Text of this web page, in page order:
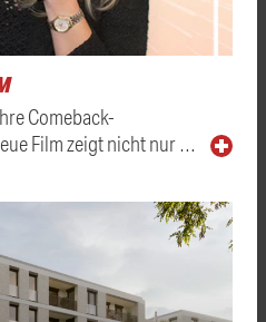
Comeback-
Film zeigt nicht nur …